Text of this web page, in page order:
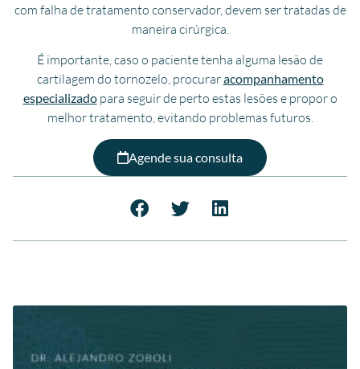
com falha de tratamento conservador, devem ser tratadas de
maneira cirúrgica.
É importante, caso o paciente tenha alguma lesão de
cartilagem do tornozelo, procuraracompanhamento
especializadopara seguir de perto estas lesões e propor o
melhor tratamento, evitando problemas futuros.
Agende sua consulta